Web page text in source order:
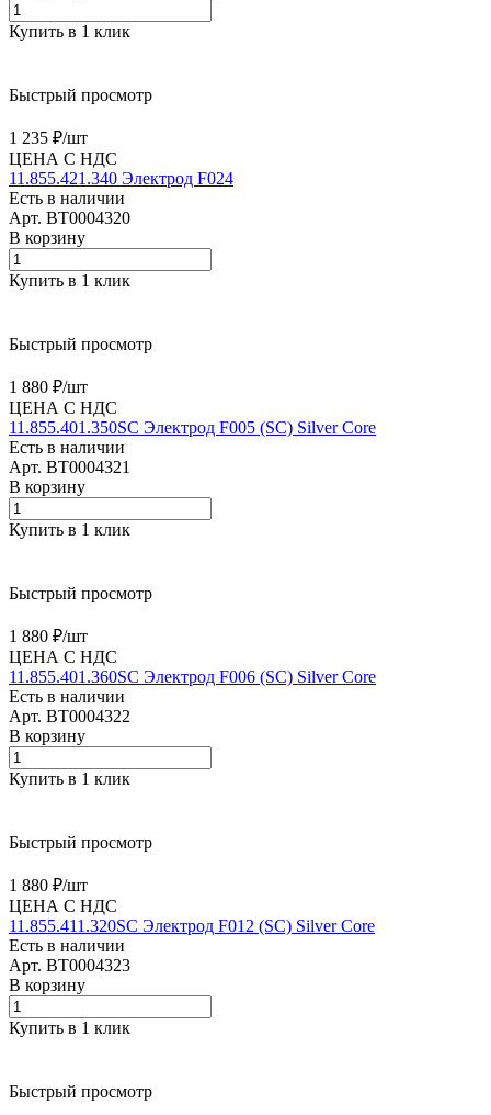
Купить в 1 клик
Быстрый просмотр
1 235 ₽/шт
ЦЕНА С НДС
11.855.421.340 Электрод F024
Есть в наличии
Арт. BT0004320
В корзину
Купить в 1 клик
Быстрый просмотр
1 880 ₽/шт
ЦЕНА С НДС
11.855.401.350SC Электрод F005 (SС) Silver Core
Есть в наличии
Арт. BT0004321
В корзину
Купить в 1 клик
Быстрый просмотр
1 880 ₽/шт
ЦЕНА С НДС
11.855.401.360SC Электрод F006 (SС) Silver Core
Есть в наличии
Арт. BT0004322
В корзину
Купить в 1 клик
Быстрый просмотр
1 880 ₽/шт
ЦЕНА С НДС
11.855.411.320SC Электрод F012 (SС) Silver Core
Есть в наличии
Арт. BT0004323
В корзину
Купить в 1 клик
Быстрый просмотр